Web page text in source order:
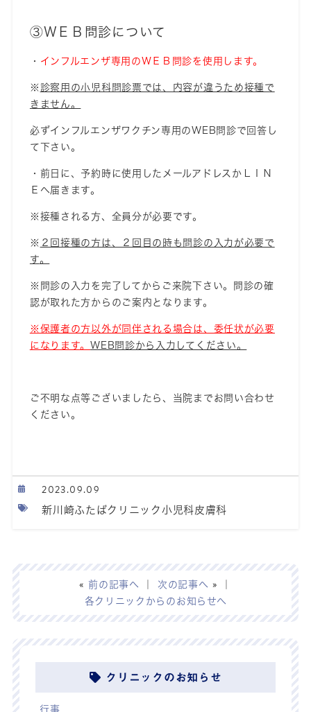
③ＷＥＢ問診について
・ インフルエンザ専用のＷＥＢ問診を使用します。
※ 診察用の小児科問診票では、内容が違うため接種で
きません。
必ずインフルエンザワクチン専用のWEB問診で回答し
て下さい。
・前日に、予約時に使用したメールアドレスかＬＩＮ
Ｅへ届きます。
※接種される方、全員分が必要です。
※ ２回接種の方は、２回目の時も問診の入力が必要で
す。
※問診の入力を完了してからご来院下さい。問診の確
認が取れた方からのご案内となります。
※保護者の方以外が同伴される場合は、委任状が必要
になります。WEB問診から入力してください。
ご不明な点等ございましたら、当院までお問い合わせ
ください。
2023.09.09
新川崎ふたばクリニック小児科皮膚科
«前の記事へ 次の記事へ » ｜
各クリニックからのお知らせへ
クリニックのお知らせ
行事